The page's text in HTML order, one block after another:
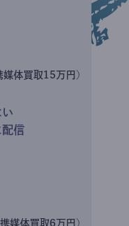
媒体買取15万円)
配信
媒体買取6万円)